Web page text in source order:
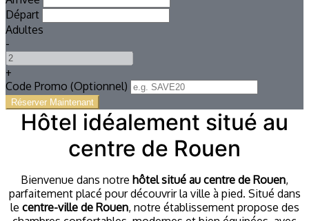
Départ
Adultes
-
+
Code Promo (Optionnel)
Hôtel idéalement situé au
centre de Rouen
Bienvenue dans notre hôtel situé au centre de Rouen,
parfaitement placé pour découvrir la ville à pied. Situé dans
le centre-ville de Rouen, notre établissement propose des